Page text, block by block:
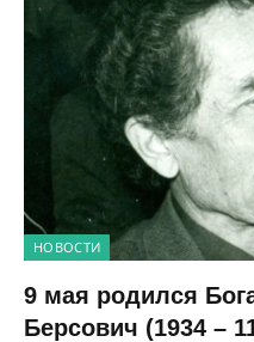
НОВОСТИ
9 мая родился
Берсович (1934 –